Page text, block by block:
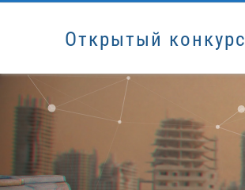
Открытый конкурс